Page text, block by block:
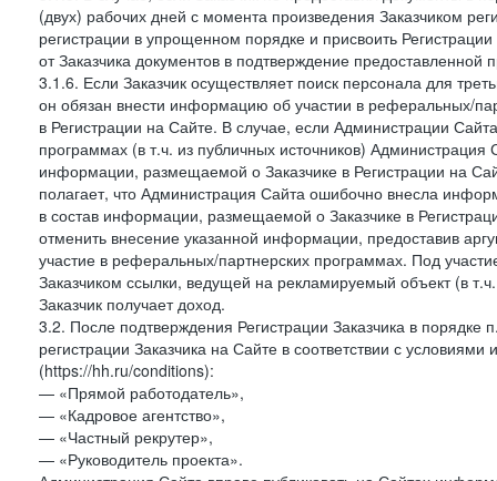
(двух) рабочих дней с момента произведения Заказчиком
регистрации в упрощенном порядке и присвоить
от Заказчика документов в подтверждение
3.1.6. Если Заказчик осуществляет поиск персонала для
он обязан внести информацию об участии в реферальных/
в Регистрации на Сайте. В случае, если Администрации
программах (в т.ч. из публичных источников)
информации, размещаемой о Заказчике в Регистрации на
полагает, что Администрация Сайта ошибочно внесла
в состав информации, размещаемой о Заказчике в
отменить внесение указанной информации, предоставив
участие в реферальных/партнерских программах. Под
Заказчиком ссылки, ведущей на рекламируемый объект (в
Заказчик получает доход.
3.2. После подтверждения Регистрации Заказчика в
регистрации Заказчика на Сайте в соответствии с
(https://hh.ru/conditions):
— «Прямой работодатель»,
— «Кадровое агентство»,
— «Частный рекрутер»,
— «Руководитель проекта».